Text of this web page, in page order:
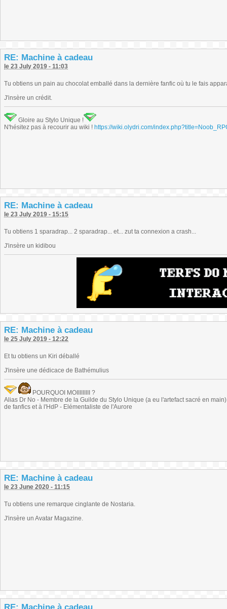
RE: Machine à cadeau
le 23 July 2019 - 11:03
Tu obtiens un pain au chocolat emballé dans la dernière fanfic où tu le fais
J'insère un crédit.
Gloire au Stylo Unique !
N'hésitez pas à recourir au wiki ! https://wiki.olydri.com/
RE: Machine à cadeau
le 23 July 2019 - 15:15
Tu obtiens 1 sparadrap... 2 sparadrap... et... zut ta connexion a crash...
J'insère un kidibou
RE: Machine à cadeau
le 25 July 2019 - 12:22
Et tu obtiens un Kiri déballé
J'insère une dédicace de Bathémulius
POURQUOI MOIIIIIIIII ?
Alias Dr No - Membre de la Guilde du Stylo Unique (a eu l'artefact sacré en
de fanfics et à l'HdP - Elémentaliste de l'Aurore
RE: Machine à cadeau
le 23 June 2020 - 11:15
Tu obtiens une remarque cinglante de Nostaria.
J'insère un Avatar Magazine.